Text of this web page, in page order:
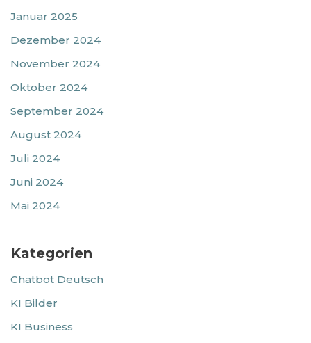
Januar 2025
Dezember 2024
November 2024
Oktober 2024
September 2024
August 2024
Juli 2024
Juni 2024
Mai 2024
Kategorien
Chatbot Deutsch
KI Bilder
KI Business